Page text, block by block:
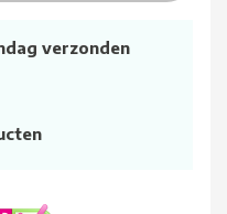
verzonden